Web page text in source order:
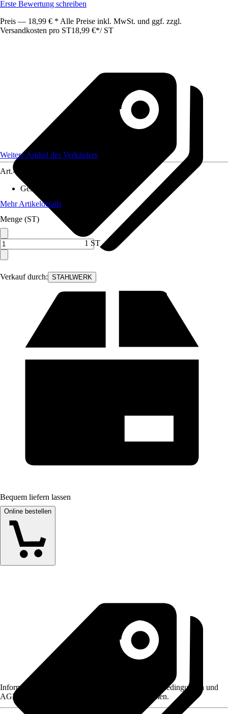
Erste Bewertung schreiben
Preis — 18,99 € * Alle Preise inkl. MwSt. und ggf. zzgl.
Versandkosten pro ST18,99 €*/ ST
Verkauf durch: STAHLWERK
Weitere Artikel des Verkäufers
Art.-Nr.
Gesamtlänge
Mehr Artikeldetails
Menge (ST)
1 ST
Bequem liefern lassen
Online bestellen
Informationen des Verkäufers, wie z. B. Rückgabebedingungen und
AGB, finden Sie bei Klick auf den Verkäufernamen.